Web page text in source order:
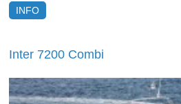
INFO
Inter 7200 Combi